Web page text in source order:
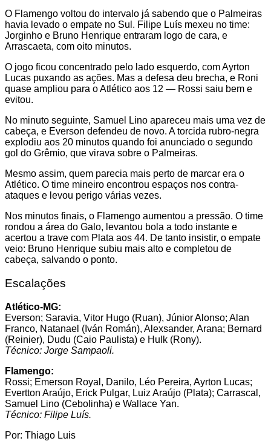
O Flamengo voltou do intervalo já sabendo que o Palmeiras
havia levado o empate no Sul. Filipe Luís mexeu no time:
Jorginho e Bruno Henrique entraram logo de cara, e
Arrascaeta, com oito minutos.
O jogo ficou concentrado pelo lado esquerdo, com Ayrton
Lucas puxando as ações. Mas a defesa deu brecha, e Roni
quase ampliou para o Atlético aos 12 — Rossi saiu bem e
evitou.
No minuto seguinte, Samuel Lino apareceu mais uma vez de
cabeça, e Everson defendeu de novo. A torcida rubro-negra
explodiu aos 20 minutos quando foi anunciado o segundo
gol do Grêmio, que virava sobre o Palmeiras.
Mesmo assim, quem parecia mais perto de marcar era o
Atlético. O time mineiro encontrou espaços nos contra-
ataques e levou perigo várias vezes.
Nos minutos finais, o Flamengo aumentou a pressão. O time
rondou a área do Galo, levantou bola a todo instante e
acertou a trave com Plata aos 44. De tanto insistir, o empate
veio: Bruno Henrique subiu mais alto e completou de
cabeça, salvando o ponto.
Escalações
Atlético-MG:
Everson; Saravia, Vitor Hugo (Ruan), Júnior Alonso; Alan
Franco, Natanael (Iván Román), Alexsander, Arana; Bernard
(Reinier), Dudu (Caio Paulista) e Hulk (Rony).
Técnico: Jorge Sampaoli.
Flamengo:
Rossi; Emerson Royal, Danilo, Léo Pereira, Ayrton Lucas;
Evertton Araújo, Erick Pulgar, Luiz Araújo (Plata); Carrascal,
Samuel Lino (Cebolinha) e Wallace Yan.
Técnico: Filipe Luís.
Por: Thiago Luis